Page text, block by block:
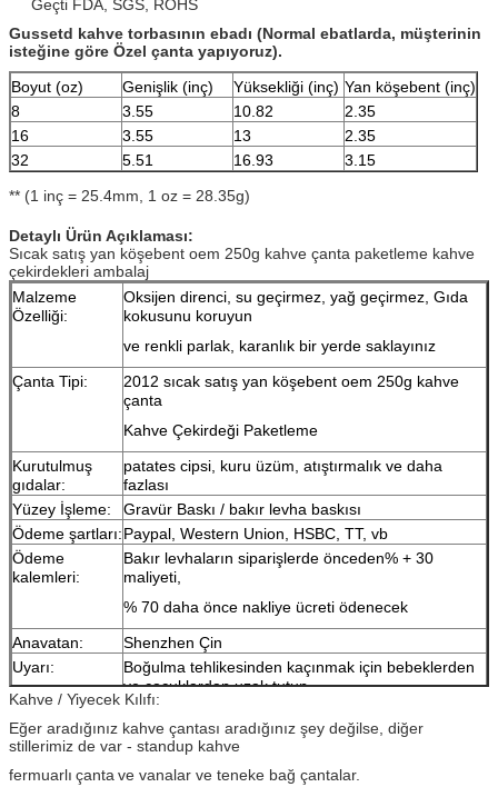
Geçti FDA, SGS, ROHS
Gussetd kahve torbasının ebadı (Normal ebatlarda, müşterinin
isteğine göre Özel çanta yapıyoruz).
Boyut (oz)
Genişlik (inç) Yüksekliği (inç) Yan köşebent (inç)
8
3.55 10.82
2.35
16
3.55 13
2.35
32
5.51 16.93
3.15
** (1 inç = 25.4mm, 1 oz = 28.35g)
Detaylı Ürün Açıklaması:
Sıcak satış yan köşebent oem 250g kahve çanta paketleme kahve
çekirdekleri ambalaj
Malzeme
Özelliği:
Oksijen direnci, su geçirmez, yağ geçirmez, Gıda
kokusunu koruyun
ve renkli parlak, karanlık bir yerde saklayınız
Çanta Tipi:
2012 sıcak satış yan köşebent oem 250g kahve
çanta
Kahve Çekirdeği Paketleme
Kurutulmuş
gıdalar:
patates cipsi, kuru üzüm, atıştırmalık ve daha
fazlası
Yüzey İşleme:
Gravür Baskı / bakır levha baskısı
Ödeme şartları:Paypal, Western Union, HSBC, TT, vb
Ödeme
kalemleri:
Bakır levhaların siparişlerde önceden% + 30
maliyeti,
% 70 daha önce nakliye ücreti ödenecek
Anavatan:
Shenzhen Çin
Uyarı:
Boğulma tehlikesinden kaçınmak için bebeklerden
ve çocuklardan uzak tutun,
kullanmayın, bu çanta oyuncak değildir!
Kahve / Yiyecek Kılıfı:
Eğer aradığınız kahve çantası aradığınız şey değilse, diğer
stillerimiz de var - standup kahve
fermuarlı çanta ve vanalar ve teneke bağ çantalar.